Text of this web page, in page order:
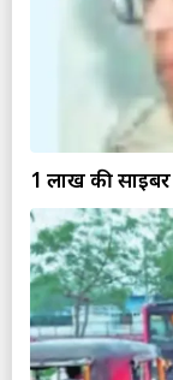
₹1 लाख की